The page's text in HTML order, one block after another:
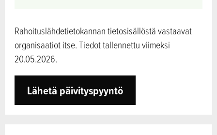
Rahoituslähdetietokannan tietosisällöstä vastaavat
organisaatiot itse. Tiedot tallennettu viimeksi
20.05.2026.
Lähetä päivityspyyntö